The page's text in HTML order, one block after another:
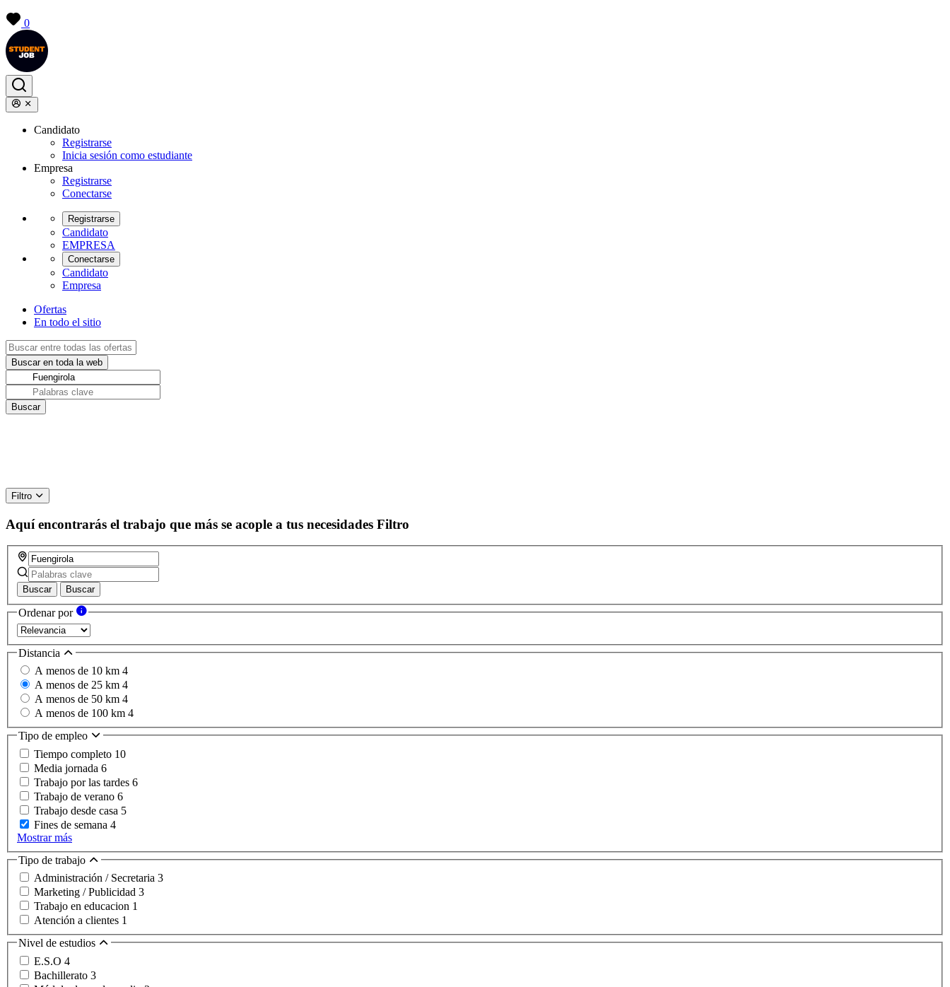
0
Candidato
Registrarse
Inicia sesión como estudiante
Empresa
Registrarse
Conectarse
Registrarse
Candidato
EMPRESA
Conectarse
Candidato
Empresa
Ofertas
En todo el sitio
Filtro
Aquí encontrarás el trabajo que más se acople a tus necesidades Filtro
Buscar Buscar
Ordenar por
Distancia
A menos de 10 km 4
A menos de 25 km 4
A menos de 50 km 4
A menos de 100 km 4
Tipo de empleo
Tiempo completo 10
Media jornada 6
Trabajo por las tardes 6
Trabajo de verano 6
Trabajo desde casa 5
Fines de semana 4
Mostrar más
Tipo de trabajo
Administración / Secretaria 3
Marketing / Publicidad 3
Trabajo en educacion 1
Atención a clientes 1
Nivel de estudios
E.S.O 4
Bachillerato 3